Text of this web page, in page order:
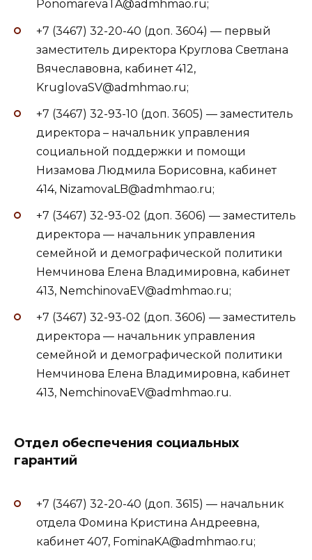
PonomarevaTA@admhmao.ru;
+7 (3467) 32-20-40 (доп. 3604) — первый
заместитель директора Круглова Светлана
Вячеславовна, кабинет 412,
KruglovaSV@admhmao.ru;
+7 (3467) 32-93-10 (доп. 3605) — заместитель
директора – начальник управления
социальной поддержки и помощи
Низамова Людмила Борисовна, кабинет
414, NizamovaLB@admhmao.ru;
+7 (3467) 32-93-02 (доп. 3606) — заместитель
директора — начальник управления
семейной и демографической политики
Немчинова Елена Владимировна, кабинет
413, NemchinovaEV@admhmao.ru;
+7 (3467) 32-93-02 (доп. 3606) — заместитель
директора — начальник управления
семейной и демографической политики
Немчинова Елена Владимировна, кабинет
413, NemchinovaEV@admhmao.ru.
Отдел обеспечения социальных
гарантий
+7 (3467) 32-20-40 (доп. 3615) — начальник
отдела Фомина Кристина Андреевна,
кабинет 407, FominaKA@admhmao.ru;